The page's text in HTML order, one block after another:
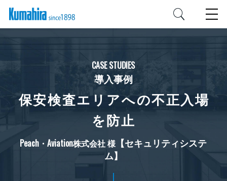
CASE STUDIES
導入事例
保安検査エリアへの不正入場
を防止
Peach・Aviation株式会社 様 【セキュリティシステ
ム】